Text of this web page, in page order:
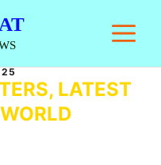
LATEST